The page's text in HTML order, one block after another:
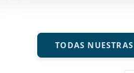
TODAS